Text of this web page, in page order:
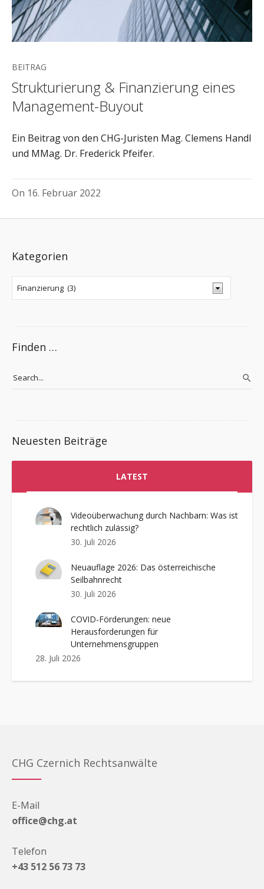
BEITRAG
Strukturierung & Finanzierung eines
Management-Buyout
Ein Beitrag von den CHG-Juristen Mag. Clemens Handl
und MMag. Dr. Frederick Pfeifer.
On 16. Februar 2022
Kategorien
Finden …
Neuesten Beiträge
LATEST
Videoüberwachung durch Nachbarn: Was ist
rechtlich zulässig?
30. Juli 2026
Neuauflage 2026: Das österreichische
Seilbahnrecht
30. Juli 2026
COVID-Förderungen: neue
Herausforderungen für
Unternehmensgruppen
28. Juli 2026
CHG Czernich Rechtsanwälte
E-Mail
office@chg.at
Telefon
+43 512 56 73 73